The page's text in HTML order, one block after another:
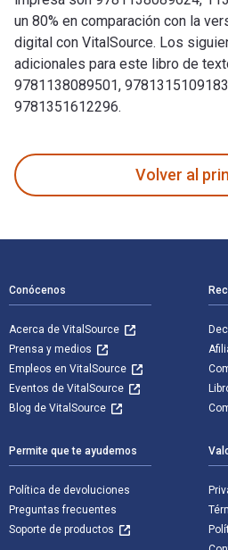
un 80% en comparación con la
digital con VitalSource. Los
adicionales para este libro de
9781138089501,
9781351612296.
Volver al
Conócenos
Acerca de VitalSource
Prensa y medios
Empleos en VitalSource
Eventos de VitalSource
Blog de VitalSource
Permite que te ayudemos
Política de devoluciones
Preguntas frecuentes
Soporte de productos